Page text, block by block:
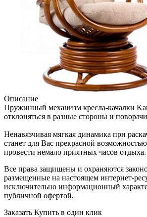
Описание
Пружинный механизм кресла-качалки
отклоняться в разные стороны и
Ненавязчивая мягкая динамика при
станет для Вас прекрасной возможностью
провести немало приятных часов отдыха.
Все права защищены и охраняются
размещенные на настоящем интернет-
исключительно информационный
публичной офертой.
Заказать Купить в один клик